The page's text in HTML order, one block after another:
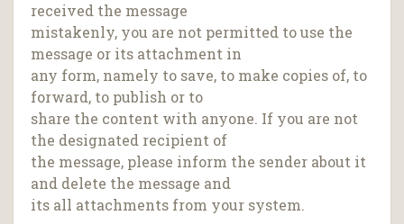
received the message
mistakenly, you are not permitted to use the
message or its attachment in
any form, namely to save, to make copies of, to
forward, to publish or to
share the content with anyone. If you are not
the designated recipient of
the message, please inform the sender about it
and delete the message and
its all attachments from your system.